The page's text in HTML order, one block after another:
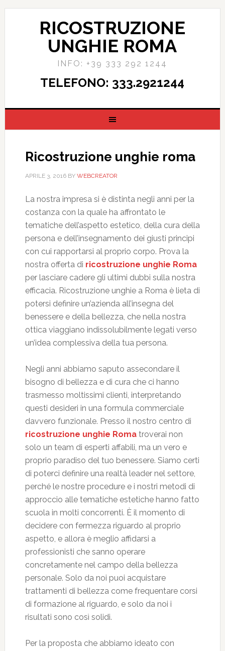
RICOSTRUZIONE
UNGHIE ROMA
INFO: +39 333 292 1244
TELEFONO: 333.2921244
Ricostruzione unghie roma
APRILE 3, 2016BY WEBCREATOR
La nostra impresa si è distinta negli anni per la
costanza con la quale ha affrontato le
tematiche dell’aspetto estetico, della cura della
persona e dell’insegnamento dei giusti principi
con cui rapportarsi al proprio corpo. Prova la
nostra offerta di ricostruzione unghie Roma
per lasciare cadere gli ultimi dubbi sulla nostra
efficacia. Ricostruzione unghie a Roma è lieta di
potersi definire un’azienda all’insegna del
benessere e della bellezza, che nella nostra
ottica viaggiano indissolubilmente legati verso
un’idea complessiva della tua persona.
Negli anni abbiamo saputo assecondare il
bisogno di bellezza e di cura che ci hanno
trasmesso moltissimi clienti, interpretando
questi desideri in una formula commerciale
davvero funzionale. Presso il nostro centro di
ricostruzione unghie Roma troverai non
solo un team di esperti affabili, ma un vero e
proprio paradiso del tuo benessere. Siamo certi
di poterci definire una realtà leader nel settore,
perché le nostre procedure e i nostri metodi di
approccio alle tematiche estetiche hanno fatto
scuola in molti concorrenti. È il momento di
decidere con fermezza riguardo al proprio
aspetto, e allora è meglio affidarsi a
professionisti che sanno operare
concretamente nel campo della bellezza
personale. Solo da noi puoi acquistare
trattamenti di bellezza come frequentare corsi
di formazione al riguardo, e solo da noi i
risultati sono così solidi.
Per la proposta che abbiamo ideato con